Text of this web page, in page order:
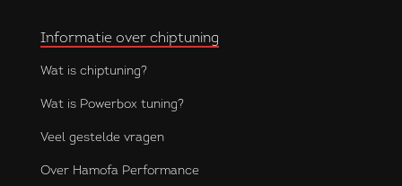
Informatie over chiptuning
Wat is chiptuning?
Wat is Powerbox tuning?
Veel gestelde vragen
Over Hamofa Performance